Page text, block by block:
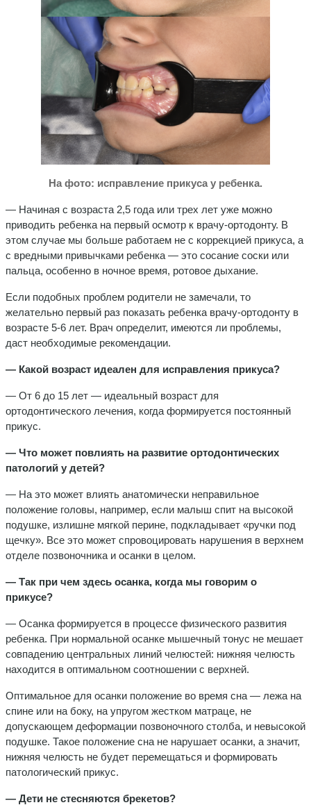
На фото: исправление прикуса у ребенка.
— Начиная с возраста 2,5 года или трех лет уже можно
приводить ребенка на первый осмотр к врачу-ортодонту. В
этом случае мы больше работаем не с коррекцией прикуса, а
с вредными привычками ребенка — это сосание соски или
пальца, особенно в ночное время, ротовое дыхание.
Если подобных проблем родители не замечали, то
желательно первый раз показать ребенка врачу-ортодонту в
возрасте 5-6 лет. Врач определит, имеются ли проблемы,
даст необходимые рекомендации.
— Какой возраст идеален для исправления прикуса?
— От 6 до 15 лет — идеальный возраст для
ортодонтического лечения, когда формируется постоянный
прикус.
— Что может повлиять на развитие ортодонтических
патологий у детей?
— На это может влиять анатомически неправильное
положение головы, например, если малыш спит на высокой
подушке, излишне мягкой перине, подкладывает «ручки под
щечку». Все это может спровоцировать нарушения в верхнем
отделе позвоночника и осанки в целом.
— Так при чем здесь осанка, когда мы говорим о
прикусе?
— Осанка формируется в процессе физического развития
ребенка. При нормальной осанке мышечный тонус не мешает
совпадению центральных линий челюстей: нижняя челюсть
находится в оптимальном соотношении с верхней.
Оптимальное для осанки положение во время сна — лежа на
спине или на боку, на упругом жестком матраце, не
допускающем деформации позвоночного столба, и невысокой
подушке. Такое положение сна не нарушает осанки, а значит,
нижняя челюсть не будет перемещаться и формировать
патологический прикус.
— Дети не стесняются брекетов?